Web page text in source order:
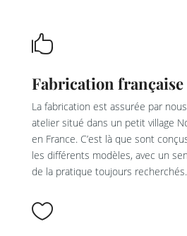

Fabrication française
La fabrication est assurée par
atelier situé dans un petit village
en France. C’est là que sont
les différents modèles, avec un
de la pratique toujours recherchés.
